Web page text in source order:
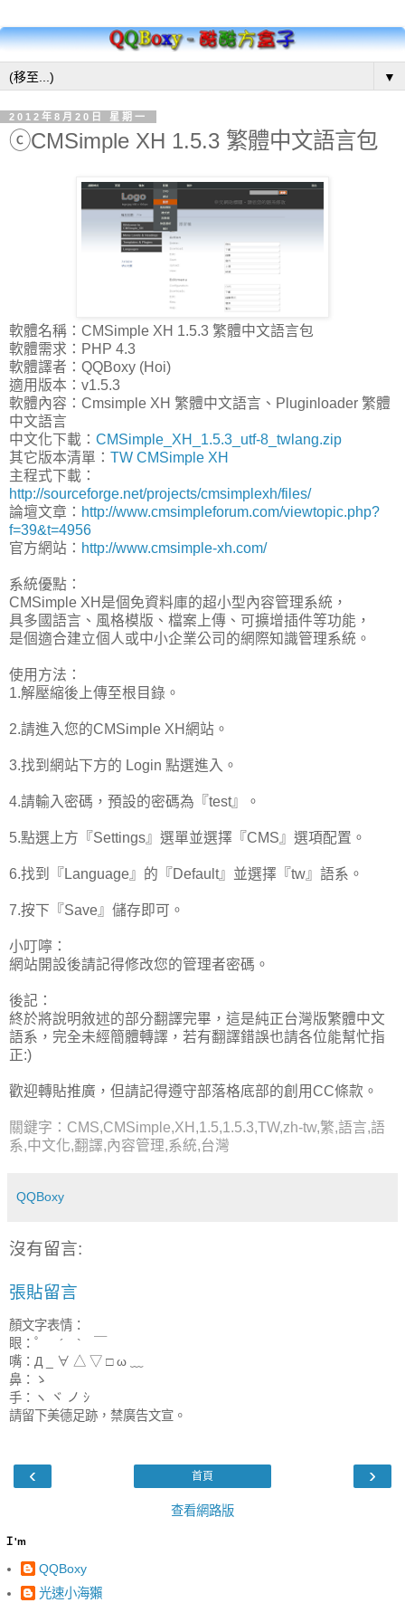
▼
2012年8月20日 星期一
ⓒCMSimple XH 1.5.3 繁體中文語言包
軟體名稱：CMSimple XH 1.5.3 繁體中文語言包
軟體需求：PHP 4.3
軟體譯者：QQBoxy (Hoi)
適用版本：v1.5.3
軟體內容：Cmsimple XH 繁體中文語言、Pluginloader 繁體
中文語言
中文化下載： CMSimple_XH_1.5.3_utf-8_twlang.zip
其它版本清單： TW CMSimple XH
主程式下載：
http://sourceforge.net/projects/cmsimplexh/files/
論壇文章： http://www.cmsimpleforum.com/viewtopic.php?
f=39&t=4956
官方網站： http://www.cmsimple-xh.com/
系統優點：
CMSimple XH是個免資料庫的超小型內容管理系統，
具多國語言、風格模版、檔案上傳、可擴增插件等功能，
是個適合建立個人或中小企業公司的網際知識管理系統。
使用方法：
1.解壓縮後上傳至根目錄。
2.請進入您的CMSimple XH網站。
3.找到網站下方的 Login 點選進入。
4.請輸入密碼，預設的密碼為『test』。
5.點選上方『Settings』選單並選擇『CMS』選項配置。
6.找到『Language』的『Default』並選擇『tw』語系。
7.按下『Save』儲存即可。
小叮嚀：
網站開設後請記得修改您的管理者密碼。
後記：
終於將說明敘述的部分翻譯完畢，這是純正台灣版繁體中文
語系，完全未經簡體轉譯，若有翻譯錯誤也請各位能幫忙指
正:)
歡迎轉貼推廣，但請記得遵守部落格底部的創用CC條款。
關鍵字：CMS,CMSimple,XH,1.5,1.5.3,TW,zh-tw,繁,語言,語
系,中文化,翻譯,內容管理,系統,台灣
QQBoxy
沒有留言:
張貼留言
顏文字表情：
眼：゜ ´ ` ￣
嘴：Д _ ∀ △ ▽ □ ω ﹏
鼻：ゝ
手：ヽ ヾ ノ ｼ
請留下美德足跡，禁廣告文宣。
‹ ›
首頁
查看網路版
Ｉ'm
QQBoxy
光速小海獺